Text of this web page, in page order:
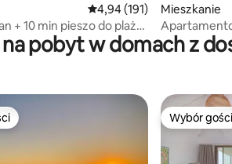
recenzji: 118 Średnia ocena: 4,94 na 5,
4,94 (191)
+ 10 min pieszo do plaży
Mieszkanie
na pobyt w domach z
z kategorii Wybór gości Wybór gości
Wybór gości